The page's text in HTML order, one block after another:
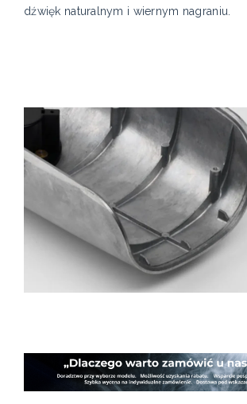
dźwięk naturalnym i wiernym nagraniu.